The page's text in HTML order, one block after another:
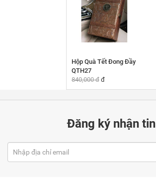
Hộp Quà Tết Đong Đầy
QTH27
840,000 đ đ
Đăng ký nhận tin